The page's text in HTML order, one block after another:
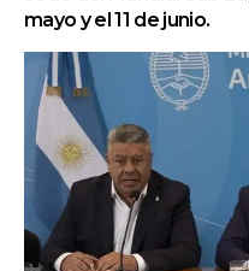
mayo y el 11 de junio.